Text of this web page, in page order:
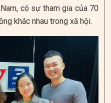
có sự tham gia của 70
khác nhau trong xã hội.